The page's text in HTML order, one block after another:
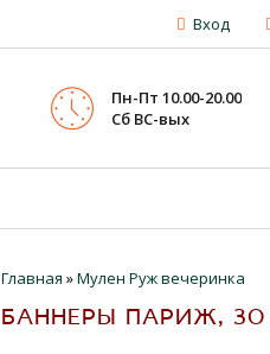
Вход
Пн-Пт 10.00-20.00
Cб ВС-вых
Главная »Мулен Руж вечеринка
БАННЕРЫ ПАРИЖ,